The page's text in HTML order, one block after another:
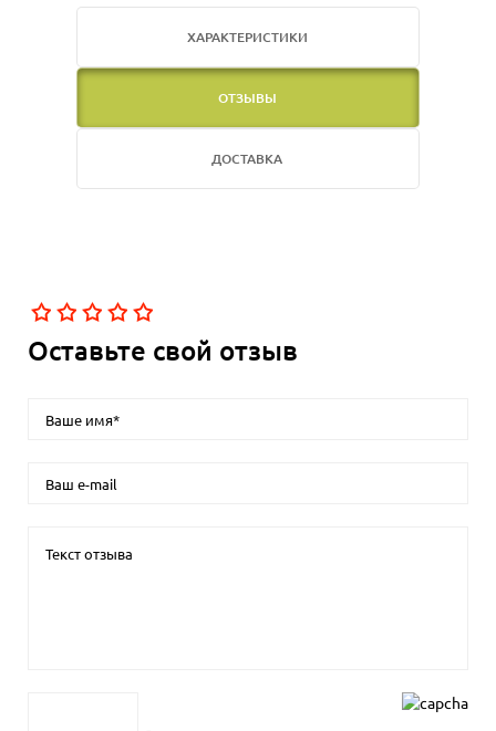
ХАРАКТЕРИСТИКИ
ОТЗЫВЫ
ДОСТАВКА
Оставьте свой отзыв